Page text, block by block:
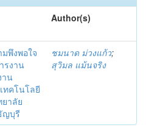
Author(s)
พึงพอใจ
รงาน
าน
ทคโนโลยี
าลัย
ญบุรี
ชมนาด ม่วงแก้ว;
สุวิมล แม้นจริง